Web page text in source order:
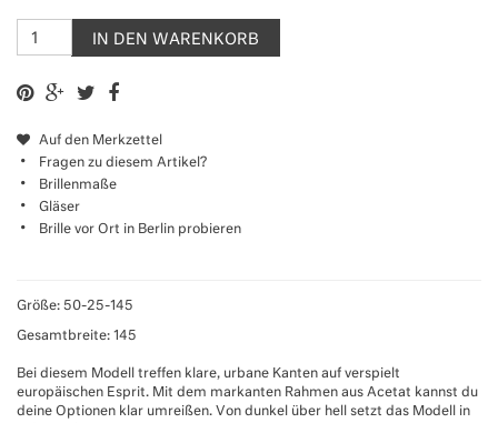
IN DEN WARENKORB
Auf den Merkzettel
Fragen zu diesem Artikel?
Brillenmaße
Gläser
Brille vor Ort in Berlin probieren
Größe: 50-25-145
Gesamtbreite: 145
Bei diesem Modell treffen klare, urbane Kanten auf verspielt
europäischen Esprit. Mit dem markanten Rahmen aus Acetat kannst du
deine Optionen klar umreißen. Von dunkel über hell setzt das Modell in